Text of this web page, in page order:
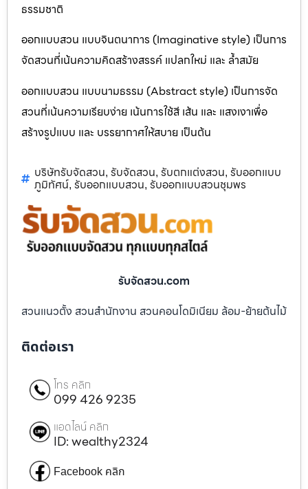
ธรรมชาติ
ออกแบบสวน แบบจินตนาการ (Imaginative style) เป็นการ
จัดสวนที่เน้นความคิดสร้างสรรค์ แปลกใหม่ และ ล้ำสมัย
ออกแบบสวน แบบนามธรรม (Abstract style) เป็นการจัด
สวนที่เน้นความเรียบง่าย เน้นการใช้สี เส้น และ แสงเงาเพื่อ
สร้างรูปแบบ และ บรรยากาศให้สบาย เป็นต้น
บริษัทรับจัดสวน, รับจัดสวน, รับตกแต่งสวน, รับออกแบบ
ภูมิทัศน์, รับออกแบบสวน, รับออกแบบสวนชุมพร
รับจัดสวน.com
สวนแนวตั้ง สวนสำนักงาน สวนคอนโดมิเนียม ล้อม-ย้ายต้นไม้
ติดต่อเรา
โทร คลิก
099 426 9235
แอดไลน์ คลิก
ID: wealthy2324
Facebook คลิก